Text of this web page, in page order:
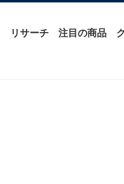
リサーチ 注目の商品